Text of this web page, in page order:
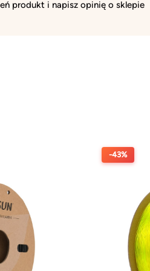
produkt i napisz opinię o sklepie
-43%